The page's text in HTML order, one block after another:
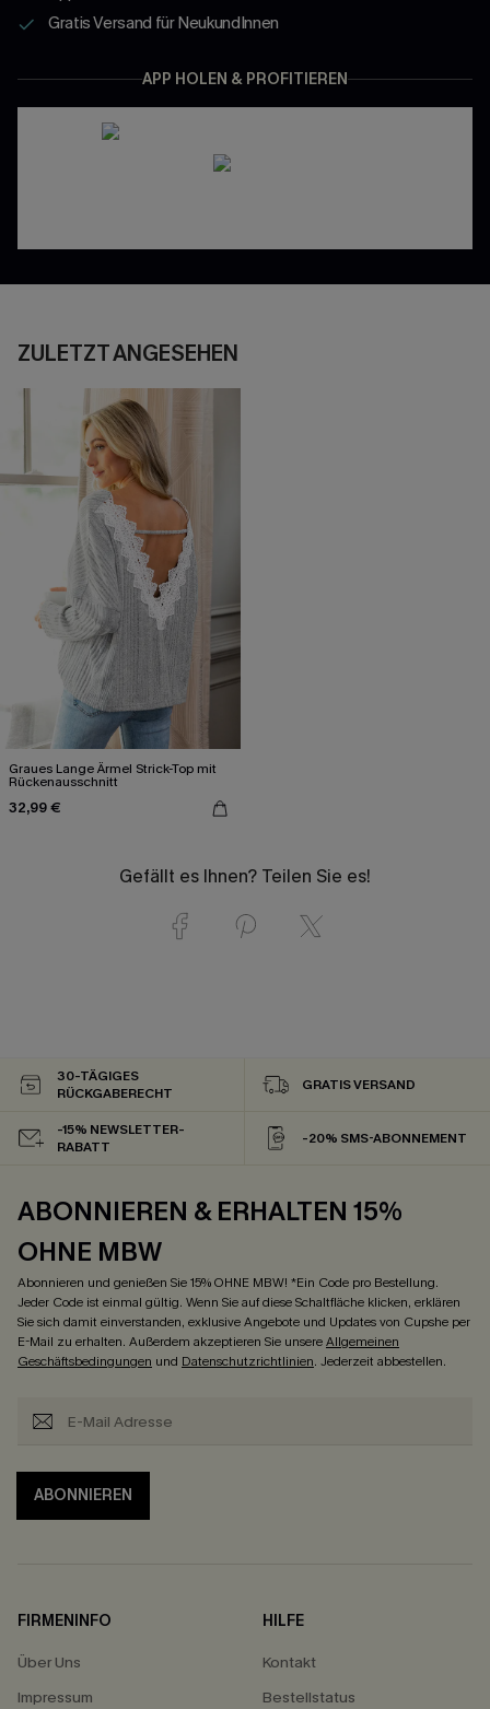
Gratis Versand für NeukundInnen
APP HOLEN & PROFITIEREN
ZULETZT ANGESEHEN
Graues Lange Ärmel Strick-Top mit
Rückenausschnitt
32,99 €
Gefällt es Ihnen? Teilen Sie es!
30-TÄGIGES
RÜCKGABERECHT
GRATIS VERSAND
-15% NEWSLETTER-
RABATT
-20% SMS-ABONNEMENT
ABONNIEREN & ERHALTEN 15%
OHNE MBW
Abonnieren und genießen Sie 15% OHNE MBW! *Ein Code pro Bestellung.
Jeder Code ist einmal gültig. Wenn Sie auf diese Schaltfläche klicken, erklären
Sie sich damit einverstanden, exklusive Angebote und Updates von Cupshe per
E-Mail zu erhalten. Außerdem akzeptieren Sie unsereAllgemeinen
Geschäftsbedingungen und Datenschutzrichtlinien. Jederzeit abbestellen.
ABONNIEREN
FIRMENINFO
Über Uns
Impressum
HILFE
Kontakt
Bestellstatus